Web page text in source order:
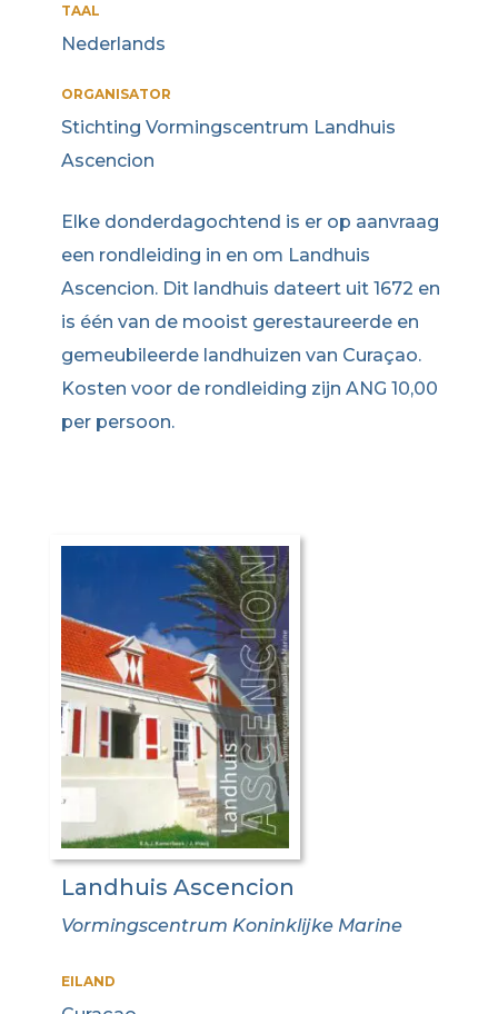
TAAL
Nederlands
ORGANISATOR
Stichting Vormingscentrum Landhuis
Ascencion
Elke donderdagochtend is er op aanvraag
een rondleiding in en om Landhuis
Ascencion. Dit landhuis dateert uit 1672 en
is één van de mooist gerestaureerde en
gemeubileerde landhuizen van Curaçao.
Kosten voor de rondleiding zijn ANG 10,00
per persoon.
Landhuis Ascencion
Vormingscentrum Koninklijke Marine
EILAND